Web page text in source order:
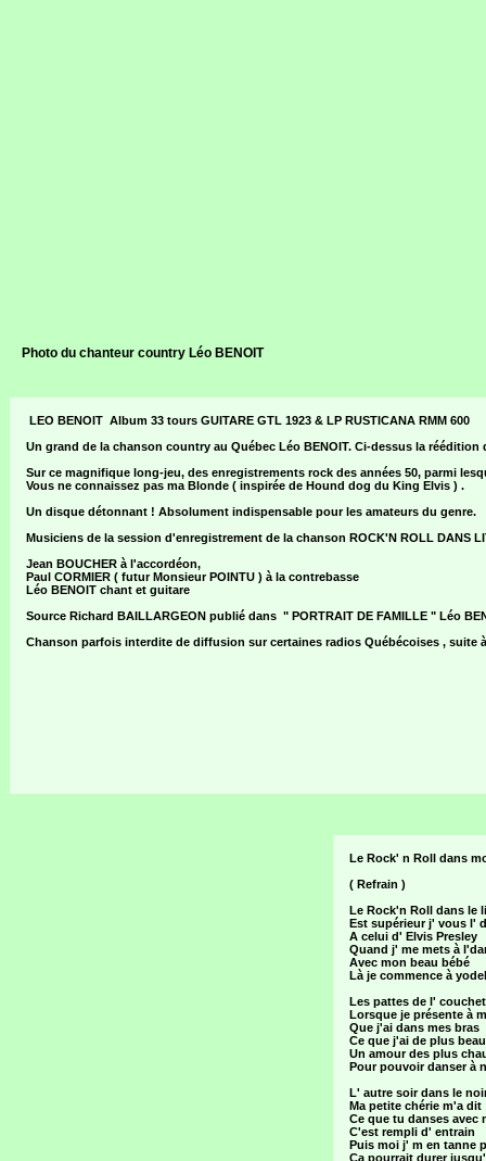
Photo du chanteur country Léo BENOIT
Le Rock' n Roll dans
( Refrain )
Le Rock'n Roll dans le
Est supérieur j' vous l'
A celui d' Elvis Presley
Quand j' me mets à
Avec mon beau bébé
Là je commence à
Les pattes de l'
Lorsque je présente à
Que j'ai dans mes bras
Ce que j'ai de plus beau
Un amour des plus
Pour pouvoir danser à
L' autre soir dans le
Ma petite chérie m'a dit
Ce que tu danses avec
C'est rempli d' entrain
Puis moi j' m en tanne
Ca pourrait durer
LEO BENOIT Album 33 tours GUITARE GTL 1923 & LP RUSTICANA RMM 600
Un grand de la chanson country au Québec Léo BENOIT. Ci-dessus la
Sur ce magnifique long-jeu, des enregistrements rock des années 50, parmi
Vous ne connaissez pas ma Blonde ( inspirée de Hound dog du King Elvis ) .
Un disque détonnant ! Absolument indispensable pour les amateurs du genre.
Musiciens de la session d'enregistrement de la chanson ROCK'N ROLL DANS
Jean BOUCHER à l'accordéon,
Paul CORMIER ( futur Monsieur POINTU ) à la contrebasse
Léo BENOIT chant et guitare
Source Richard BAILLARGEON publié dans " PORTRAIT DE FAMILLE " Léo
Chanson parfois interdite de diffusion sur certaines radios Québécoises , suite